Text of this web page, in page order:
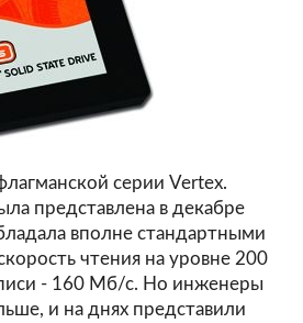
серии Vertex.
представлена в декабре
вполне стандартными
чтения на уровне 200
- 160 Мб/с. Но инженеры
и на днях представили